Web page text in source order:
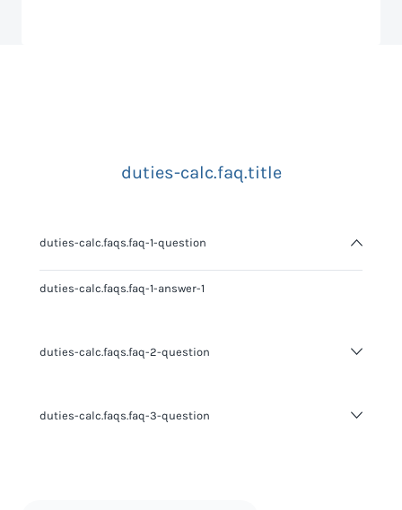
duties-calc.faq.title
duties-calc.faqs.faq-1-question
duties-calc.faqs.faq-1-answer-1
duties-calc.faqs.faq-2-question
duties-calc.faqs.faq-3-question